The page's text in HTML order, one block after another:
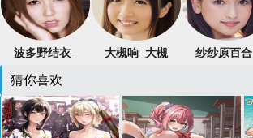
波多野结衣_
大槻响_大槻
纱纱原百合_
猜你喜欢